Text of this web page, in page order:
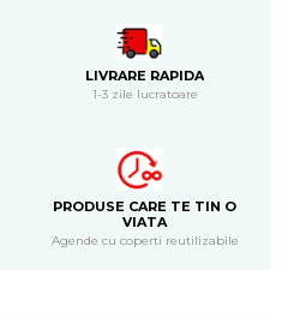
LIVRARE RAPIDA
1-3 zile lucratoare
PRODUSE CARE TE TIN O
VIATA
Agende cu coperti reutilizabile